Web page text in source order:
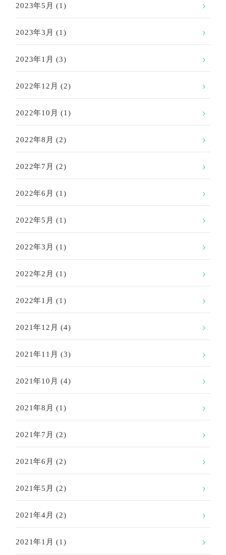
2023年5月 (1)
2023年3月 (1)
2023年1月 (3)
2022年12月 (2)
2022年10月 (1)
2022年8月 (2)
2022年7月 (2)
2022年6月 (1)
2022年5月 (1)
2022年3月 (1)
2022年2月 (1)
2022年1月 (1)
2021年12月 (4)
2021年11月 (3)
2021年10月 (4)
2021年8月 (1)
2021年7月 (2)
2021年6月 (2)
2021年5月 (2)
2021年4月 (2)
2021年1月 (1)